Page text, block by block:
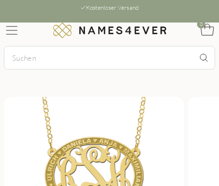
Kostenloser Versand
0